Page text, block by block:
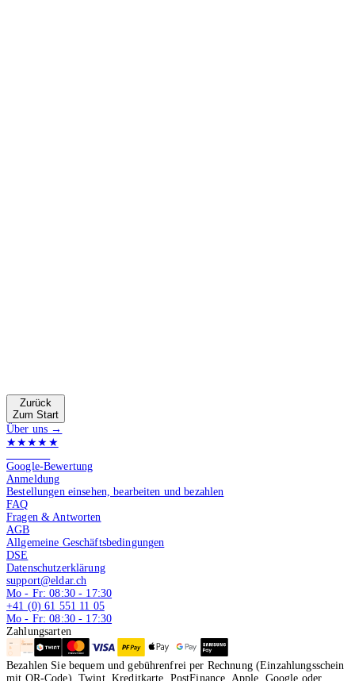
Zurück
Zum Start
Über uns →
★★★★★
Google-Bewertung
Anmeldung
Bestellungen einsehen, bearbeiten und bezahlen
FAQ
Fragen & Antworten
AGB
Allgemeine Geschäftsbedingungen
DSE
Datenschutzerklärung
support@eldar.ch
Mo - Fr: 08:30 - 17:30
+41 (0) 61 551 11 05
Mo - Fr: 08:30 - 17:30
Zahlungsarten
Bezahlen Sie bequem und gebührenfrei per Rechnung (Einzahlungsschein
mit QR-Code), Twint, Kreditkarte, PostFinance, Apple, Google oder